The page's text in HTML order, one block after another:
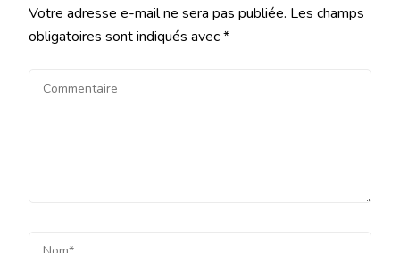
Votre adresse e-mail ne sera pas publiée. Les champs
obligatoires sont indiqués avec*